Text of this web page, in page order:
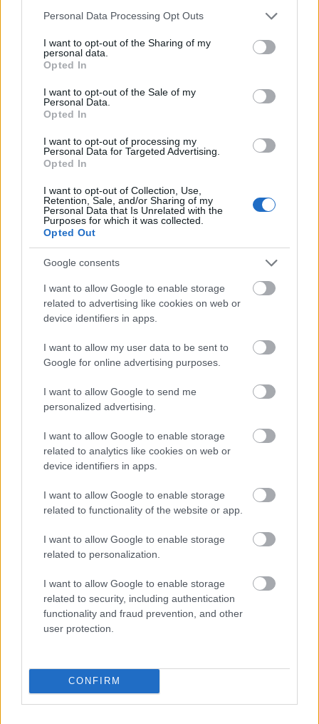
Please note that this website/app uses one or more Google
not limited to your visit or usage behaviour. You may click to
grant or deny consent to Google and its third-party tags to
use your data for below specified purposes in below Google
consent section.
Personal Data Processing Opt Outs
I want to opt-out of the Sharing of my
personal data.
Opted In
I want to opt-out of the Sale of my
Personal Data.
Opted In
I want to opt-out of processing my
Personal Data for Targeted Advertising.
Opted In
I want to opt-out of Collection, Use,
Retention, Sale, and/or Sharing of my
Personal Data that Is Unrelated with the
Purposes for which it was collected.
Opted Out
Google consents
I want to allow Google to enable storage
related to advertising like cookies on web or
device identifiers in apps.
I want to allow my user data to be sent to
Google for online advertising purposes.
I want to allow Google to send me
personalized advertising.
I want to allow Google to enable storage
related to analytics like cookies on web or
device identifiers in apps.
I want to allow Google to enable storage
related to functionality of the website or app.
I want to allow Google to enable storage
related to personalization.
I want to allow Google to enable storage
related to security, including authentication
functionality and fraud prevention, and other
user protection.
CONFIRM
paksi atomerőmű
Paks II.: Mit jelent az 5. blokk új mérföldköve a
felülvizsgálat árnyékában?
Megkezdődött az 5. blokk reaktorépületének alaplemez-
kivitelezése, miközben a felülvizsgálat arra keresi a választ,
hogy a megváltozott gazdasági és geopolitikai környezetben
egyik legnagyobb beruházását.
Elkészült a Liszt Ferenc repülőtér
közelében lévő logisztikai bázis út- és
közműhálózatának fejlesztése
Látlelet a hazai víziközművekről?
múlt Bicske vízellátása
Mohács a csata ötszázadik
évfordulójára
Franciaország villamosenergia-
hálózatát